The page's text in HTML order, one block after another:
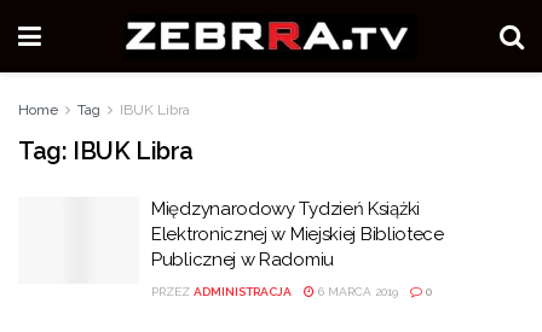
Home Tag IBUK Libra
Tag: IBUK Libra
Międzynarodowy Tydzień Książki
Elektronicznej w Miejskiej Bibliotece
Publicznej w Radomiu
PRZEZ ADMINISTRACJA 6 MARCA 2019 0